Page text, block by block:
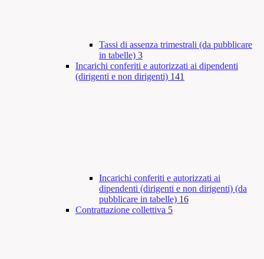
Tassi di assenza trimestrali (da pubblicare
in tabelle) 3
Incarichi conferiti e autorizzati ai dipendenti
(dirigenti e non dirigenti) 141
Incarichi conferiti e autorizzati ai
dipendenti (dirigenti e non dirigenti) (da
pubblicare in tabelle) 16
Contrattazione collettiva 5